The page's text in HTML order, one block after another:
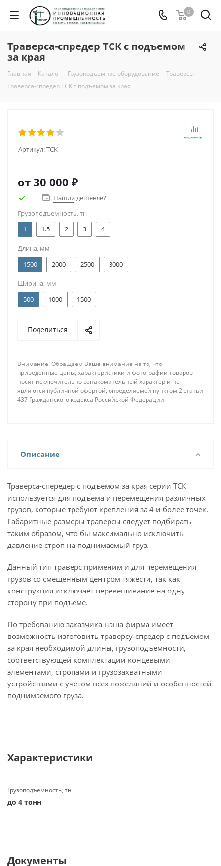
0
Траверса-спредер ТСК с подъемом
за края
Главная - Каталог - Грузоподъемное оборудование - Траверсы -
Траверса-спредер ТСК с подъемом за края
Артикул:ТСК
от 30 000 ₽
Нашли дешевле?
Грузоподъемность, тн
1
1.5 2 3 4
Длина, мм
1500
2000 2500 3000
Ширина, мм
500
1000 1500
Поделиться
Внимание! Обращаем Ваше внимание на то, что
приведенные цены, характеристики и фотографии товаров
носят исключительно ознакомительный характер и не
являются публичной офертой, определяемой пунктом 2 статьи
437 Гражданского кодекса Российской Федерации.
Описание
Траверса-спередер с подъемом за края серии ТСК
используется для подъема и перемещения различных
грузов, которые требуют крепления за 4 и более точек.
Габаритные размеры траверсы следует подбирать
таким образом, что бы максимально исключить
давление строп на поднимаемый груз.
Данный тип траверс применим и для перемещения
грузов со смещенным центром тяжести, так как
конструкция исключает перевешивание на одну
сторону при подъеме.
По требованию заказчика наша фирма имеет
возможность изготовить траверсу-спредер с подъемом
за края необходимой длины, грузоподъемности,
соответствующей комплектации концевыми
элементами, стропами и грузозахватными
устройствами с учетом всех пожеланий и особенностей
поднимаемого груза.
Характеристики
Грузоподъемность, тн
до 4 тонн
Документы